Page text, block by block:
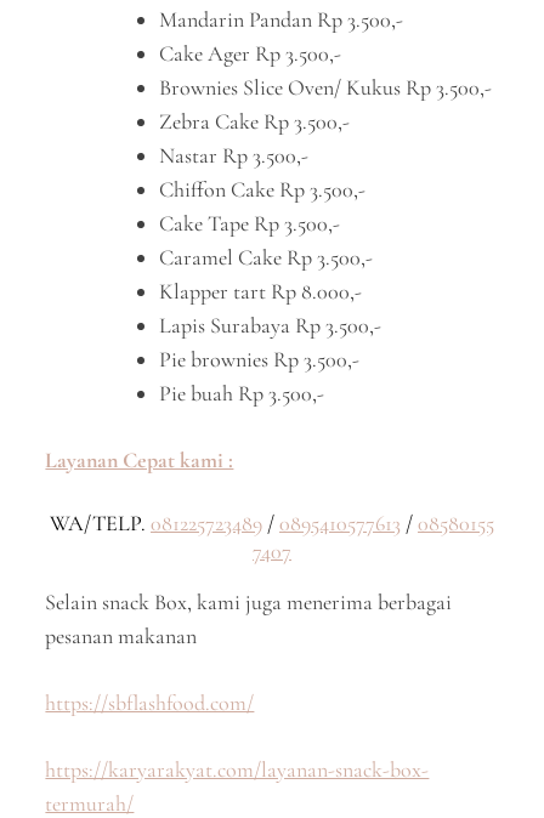
Mandarin Pandan Rp 3.500,-
Cake Ager Rp 3.500,-
Brownies Slice Oven/ Kukus Rp 3.500,-
Zebra Cake Rp 3.500,-
Nastar Rp 3.500,-
Chiffon Cake Rp 3.500,-
Cake Tape Rp 3.500,-
Caramel Cake Rp 3.500,-
Klapper tart Rp 8.000,-
Lapis Surabaya Rp 3.500,-
Pie brownies Rp 3.500,-
Pie buah Rp 3.500,-
Layanan Cepat kami :
WA/TELP. 081225723489 /0895410577613 /08580155
7407
Selain snack Box, kami juga menerima berbagai
pesanan makanan
https://sbflashfood.com/
https://karyarakyat.com/layanan-snack-box-
termurah/